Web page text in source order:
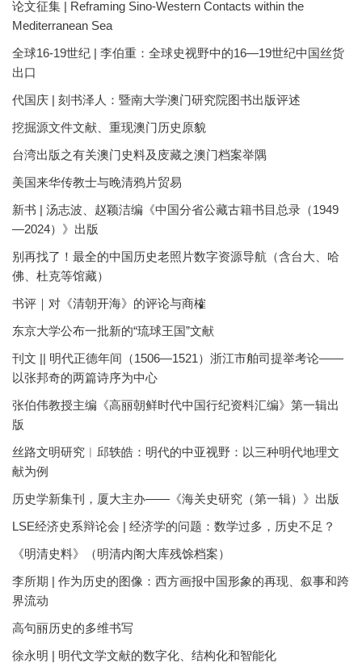
论文征集 | Reframing Sino-Western Contacts within the
Mediterranean Sea
全球16-19世纪 | 李伯重：全球史视野中的16—19世纪中国丝货
出口
代国庆 | 刻书泽人：暨南大学澳门研究院图书出版评述
挖掘源文件文献、重现澳门历史原貌
台湾出版之有关澳门史料及庋藏之澳门档案举隅
美国来华传教士与晚清鸦片贸易
新书 | 汤志波、赵颖洁编《中国分省公藏古籍书目总录（1949
—2024）》出版
别再找了！最全的中国历史老照片数字资源导航（含台大、哈
佛、杜克等馆藏）
书评｜对《清朝开海》的评论与商榷
东京大学公布一批新的“琉球王国”文献
刊文 || 明代正德年间（1506—1521）浙江市舶司提举考论——
以张邦奇的两篇诗序为中心
张伯伟教授主编《高丽朝鲜时代中国行纪资料汇编》第一辑出
版
丝路文明研究︱邱轶皓：明代的中亚视野：以三种明代地理文
献为例
历史学新集刊，厦大主办——《海关史研究（第一辑）》出版
LSE经济史系辩论会 | 经济学的问题：数学过多，历史不足？
《明清史料》（明清内阁大库残馀档案）
李所期 | 作为历史的图像：西方画报中国形象的再现、叙事和跨
界流动
高句丽历史的多维书写
徐永明 | 明代文学文献的数字化、结构化和智能化